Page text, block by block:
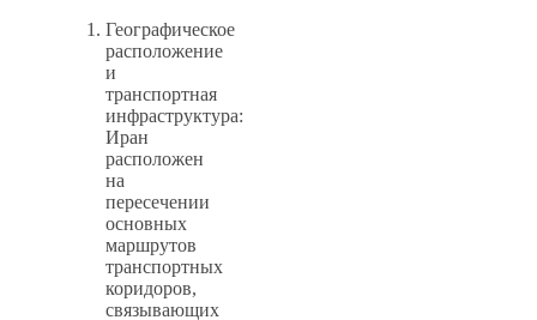
Географическое
расположение
и
транспортная
инфраструктура:
Иран
расположен
на
пересечении
основных
маршрутов
транспортных
коридоров,
связывающих